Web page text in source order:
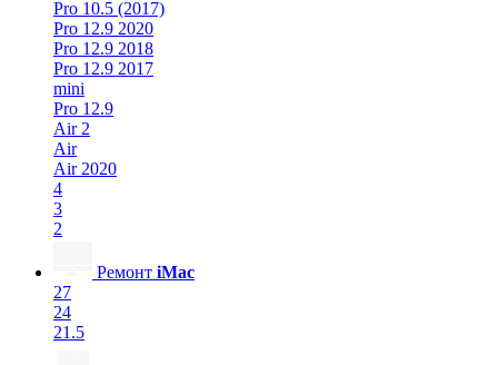
Pro 10.5 (2017)
Pro 12.9 2020
Pro 12.9 2018
Pro 12.9 2017
mini
Pro 12.9
Air 2
Air
Air 2020
4
3
2
Ремонт iMac
27
24
21.5